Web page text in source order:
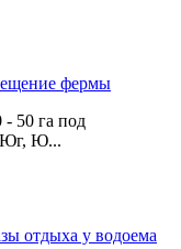
фермы
50 га под
Юг, Ю...
отдыха у водоема